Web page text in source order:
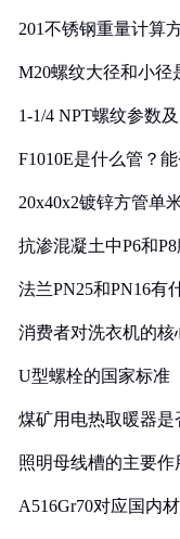
201不锈钢重量计算
M20螺纹大径和小径
1-1/4 NPT螺纹参数
F1010E是什么管？
20x40x2镀锌方管单
抗渗混凝土中P6和
法兰PN25和PN16有
消费者对洗衣机的
U型螺栓的国家标准
煤矿用电热取暖器
照明母线槽的主要作
A516Gr70对应国内